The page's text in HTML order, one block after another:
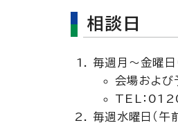
相談日
毎週月～金曜
会場および
TEL：
毎週水曜日（